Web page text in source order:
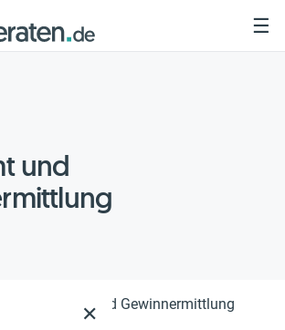
✕
☰
und
Finanzamt und Gewinnermittlung